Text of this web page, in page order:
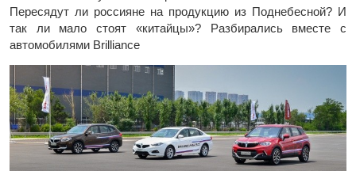
Пересядут ли россияне на продукцию из Поднебесной? И
так ли мало стоят «китайцы»? Разбирались вместе с
автомобилями Brilliance